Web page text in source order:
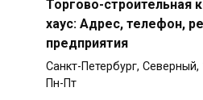
Торгово-строительная
хаус: Адрес, телефон,
предприятия
Санкт-Петербург,
Пн-Пт